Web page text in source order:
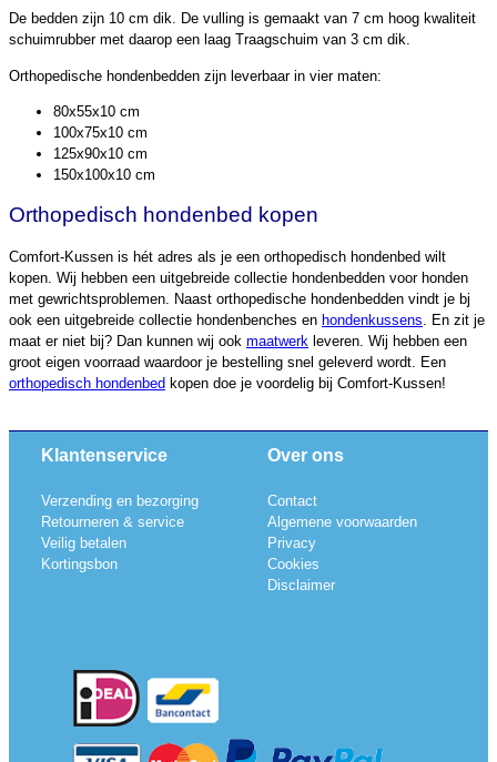
De bedden zijn 10 cm dik. De vulling is gemaakt van 7 cm hoog kwaliteit
schuimrubber met daarop een laag Traagschuim van 3 cm dik.
Orthopedische hondenbedden zijn leverbaar in vier maten:
80x55x10 cm
100x75x10 cm
125x90x10 cm
150x100x10 cm
Orthopedisch hondenbed kopen
Comfort-Kussen is hét adres als je een orthopedisch hondenbed wilt
kopen. Wij hebben een uitgebreide collectie hondenbedden voor honden
met gewrichtsproblemen. Naast orthopedische hondenbedden vindt je bj
ook een uitgebreide collectie hondenbenches en hondenkussens . En zit je
maat er niet bij? Dan kunnen wij ook maatwerk leveren. Wij hebben een
groot eigen voorraad waardoor je bestelling snel geleverd wordt. Een
orthopedisch hondenbed kopen doe je voordelig bij Comfort-Kussen!
Klantenservice
Verzending en bezorging
Retourneren & service
Veilig betalen
Kortingsbon
Over ons
Contact
Algemene voorwaarden
Privacy
Cookies
Disclaimer